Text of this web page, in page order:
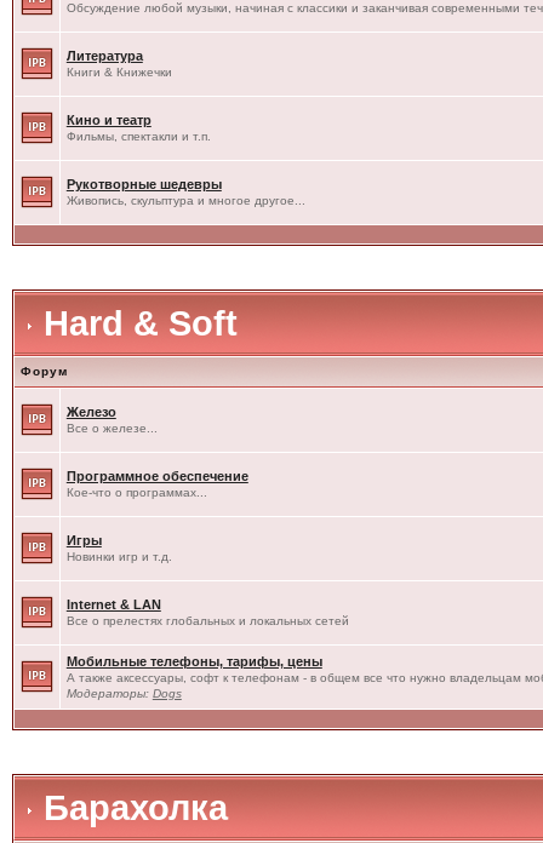
Обсуждение любой музыки, начиная с классики и заканчивая современными
Литература
Книги & Книжечки
Кино и театр
Фильмы, спектакли и т.п.
Рукотворные шедевры
Живопись, скульптура и многое другое...
Hard & Soft
Форум
Железо
Все о железе...
Программное обеспечение
Кое-что о программах...
Игры
Новинки игр и т.д.
Internet & LAN
Все о прелестях глобальных и локальных сетей
Мобильные телефоны, тарифы, цены
А также аксессуары, софт к телефонам - в общем все что нужно владельцам
Модераторы: Dogs
Барахолка